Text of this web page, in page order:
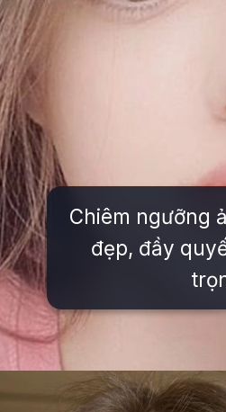
Chiêm ngưỡng
đẹp, đầy
Đang mởhttps://